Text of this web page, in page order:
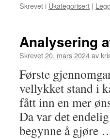
Skrevet i Ukategorisert |
Analysering
Skrevet20. mars 2024av
Første
vellykket stand i
fått inn en mer
Da var det
begynne å gjøre